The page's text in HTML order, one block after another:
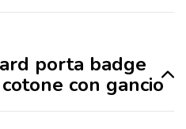
porta badge
con gancio